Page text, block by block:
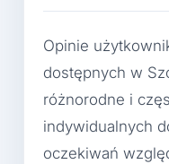
Opinie
dostępnych w
różnorodne i
indywidualnych
oczekiwań